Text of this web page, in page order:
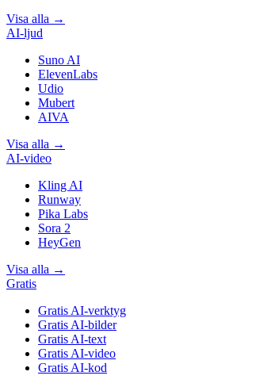
Visa alla →
AI-ljud
Suno AI
ElevenLabs
Udio
Mubert
AIVA
Visa alla →
AI-video
Kling AI
Runway
Pika Labs
Sora 2
HeyGen
Visa alla →
Gratis
Gratis AI-verktyg
Gratis AI-bilder
Gratis AI-text
Gratis AI-video
Gratis AI-kod